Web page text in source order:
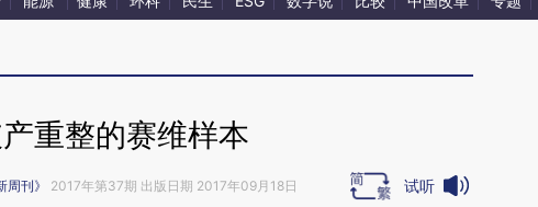
重整的赛维样本
周刊》 2017年第37期 出版日期 2017年09月18日 试听